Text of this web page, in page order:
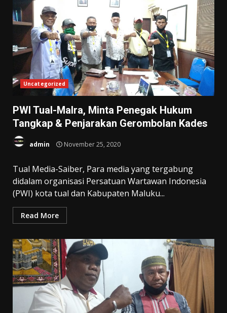
Uncategorized
PWI Tual-Malra, Minta Penegak Hukum
Tangkap & Penjarakan Gerombolan Kades
admin November 25, 2020
Tual Media-Saiber, Para media yang tergabung
didalam organisasi Persatuan Wartawan Indonesia
(PWI) kota tual dan Kabupaten Maluku...
Read More